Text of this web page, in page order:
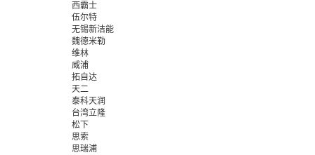
西霸士
伍尔特
无锡新洁能
魏德米勒
维林
威浦
拓自达
天二
泰科天润
台湾立隆
松下
思索
思瑞浦